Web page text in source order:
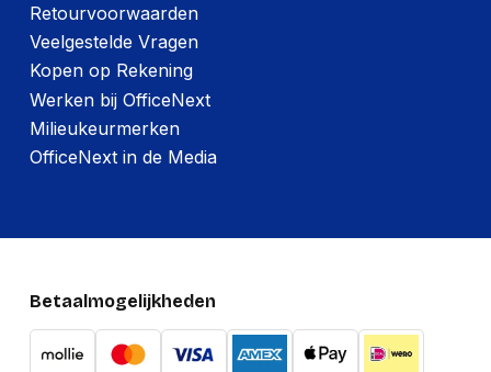
Inhoud van de verpakking
Snelstartgids
Inclusief netsnoer
Netwerk
model
802.11a, 802.11b,
Retourvoorwaarden
Veelgestelde Vragen
Kopen op Rekening
Werken bij OfficeNext
Milieukeurmerken
OfficeNext in de Media
Betaalmogelijkheden